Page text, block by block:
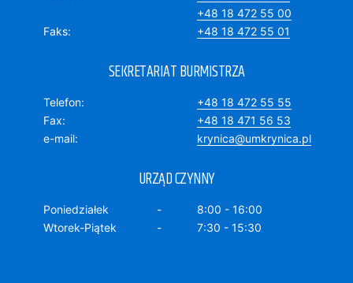
+48 18 472 55 00
Faks
+48 18 472 55 01
SEKRETARIAT BURMISTRZA
Telefon
+48 18 472 55 55
Fax
+48 18 471 56 53
e-mail
krynica@umkrynica.pl
URZĄD CZYNNY
Poniedziałek
8:00 - 16:00
Wtorek-Piątek
7:30 - 15:30